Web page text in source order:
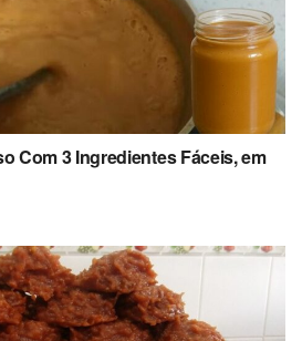
Com 3 Ingredientes Fáceis, em